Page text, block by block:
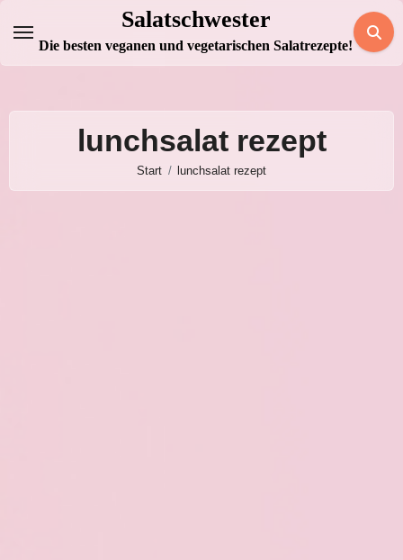
Inhalt
springen
Salatschwester
Die besten veganen und vegetarischen Salatrezepte!
lunchsalat rezept
Start lunchsalat rezept